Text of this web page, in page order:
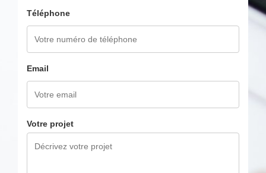
Téléphone
Email
Votre projet